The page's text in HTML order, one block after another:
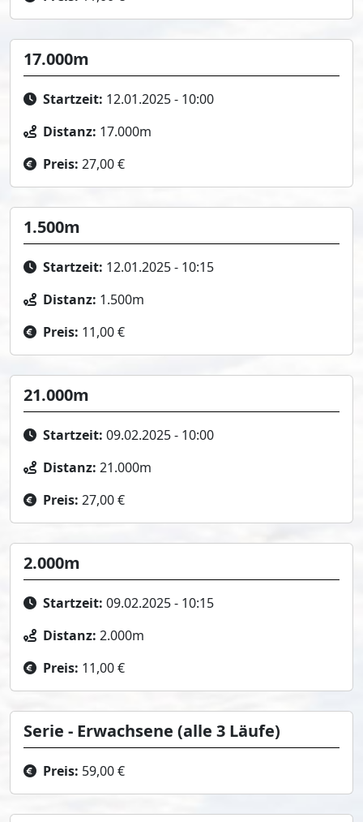
17.000m
Startzeit: 12.01.2025 - 10:00
Distanz: 17.000m
Preis: 27,00 €
1.500m
Startzeit: 12.01.2025 - 10:15
Distanz: 1.500m
Preis: 11,00 €
21.000m
Startzeit: 09.02.2025 - 10:00
Distanz: 21.000m
Preis: 27,00 €
2.000m
Startzeit: 09.02.2025 - 10:15
Distanz: 2.000m
Preis: 11,00 €
Serie - Erwachsene (alle 3 Läufe)
Preis: 59,00 €